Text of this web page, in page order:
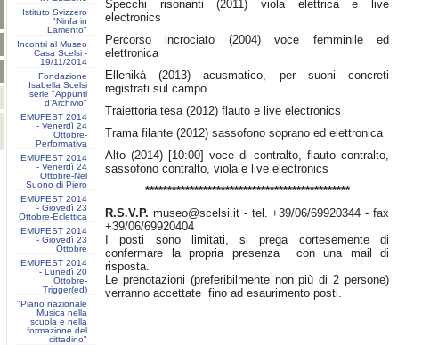
Istituto Svizzero
"Ninfa in
Lamento"
Incontri al Museo
Casa Scelsi -
19/11/2014
Fondazione
Isabella Scelsi
serie "Appunti
d'Archivio"
EMUFEST 2014
- Venerdì 24
Ottobre-
Performativa
EMUFEST 2014
- Venerdì 24
Ottobre-Nel
Suono di Piero
EMUFEST 2014
- Giovedì 23
Ottobre-Eclettica
EMUFEST 2014
- Giovedì 23
Ottobre
EMUFEST 2014
- Lunedì 20
Ottobre-
Trigger(ed)
"Piano nazionale
Musica nella
scuola e nella
formazione del
cittadino"
Specchi risonanti (2011) viola elettrica e live
electronics
Percorso incrociato (2004) voce femminile ed
elettronica
Ellenikà (2013) acusmatico, per suoni concreti
registrati sul campo
Traiettoria tesa (2012) flauto e live electronics
Trama filante (2012) sassofono soprano ed elettronica
Alto (2014) [10:00] voce di contralto, flauto contralto,
sassofono contralto, viola e live electronics
**********************************************
R.S.V.P. museo@scelsi.it- tel. +39/06/69920344 - fax
+39/06/69920404
I posti sono limitati, si prega cortesemente di
confermare la propria presenza con una mail di
risposta.
Le prenotazioni (preferibilmente non più di 2 persone)
verranno accettate fino ad esaurimento posti.